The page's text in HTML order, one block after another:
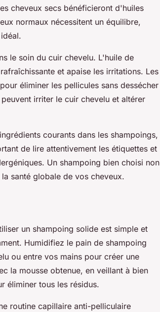
cheveux secs bénéficieront d'huiles
normaux nécessitent un équilibre,
le soin du cuir chevelu. L'huile de
et apaise les irritations. Les
éliminer les pellicules sans dessécher
irriter le cuir chevelu et altérer
courants dans les shampoings,
de lire attentivement les étiquettes et
Un shampoing bien choisi non
santé globale de vos cheveux.
un shampoing solide est simple et
Humidifiez le pain de shampoing
ou entre vos mains pour créer une
la mousse obtenue, en veillant à bien
éliminer tous les résidus.
routine capillaire anti-pelliculaire